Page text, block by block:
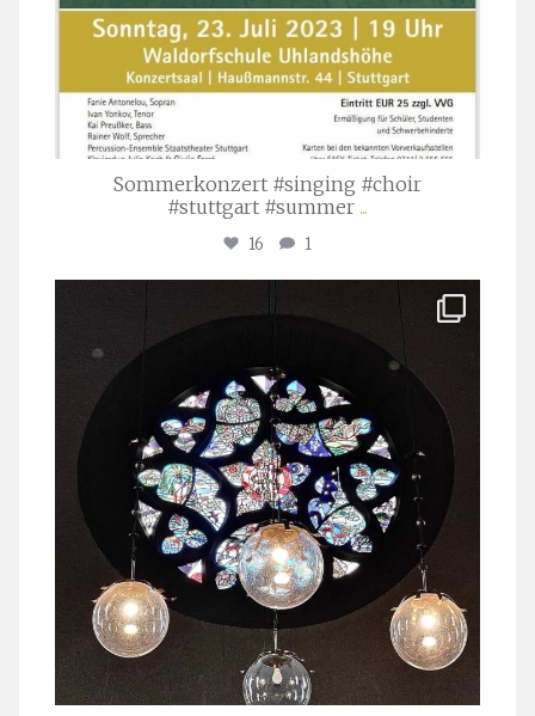
Sommerkonzert #singing #choir
#stuttgart #summer ...
16 1
Apr. 1